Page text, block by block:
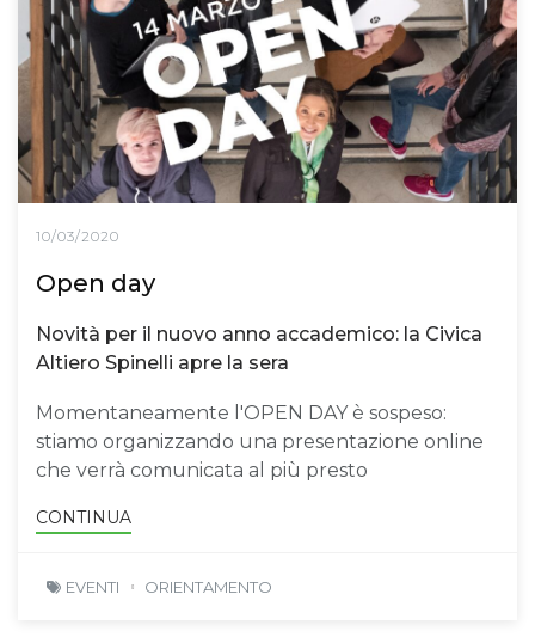
10/03/2020
Open day
Novità per il nuovo anno accademico: la Civica
Altiero Spinelli apre la sera
Momentaneamente l'OPEN DAY è sospeso:
stiamo organizzando una presentazione online
che verrà comunicata al più presto
CONTINUA
EVENTI ORIENTAMENTO